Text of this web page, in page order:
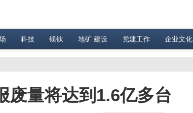
科技 镁钛 地矿 建设 党建工作 企业文化
废量将达到1.6亿多台